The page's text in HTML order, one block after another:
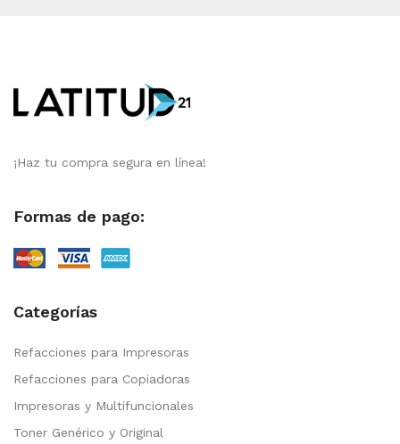
¡Haz tu compra segura en línea!
Formas de pago:
Categorías
Refacciones para Impresoras
Refacciones para Copiadoras
Impresoras y Multifuncionales
Toner Genérico y Original